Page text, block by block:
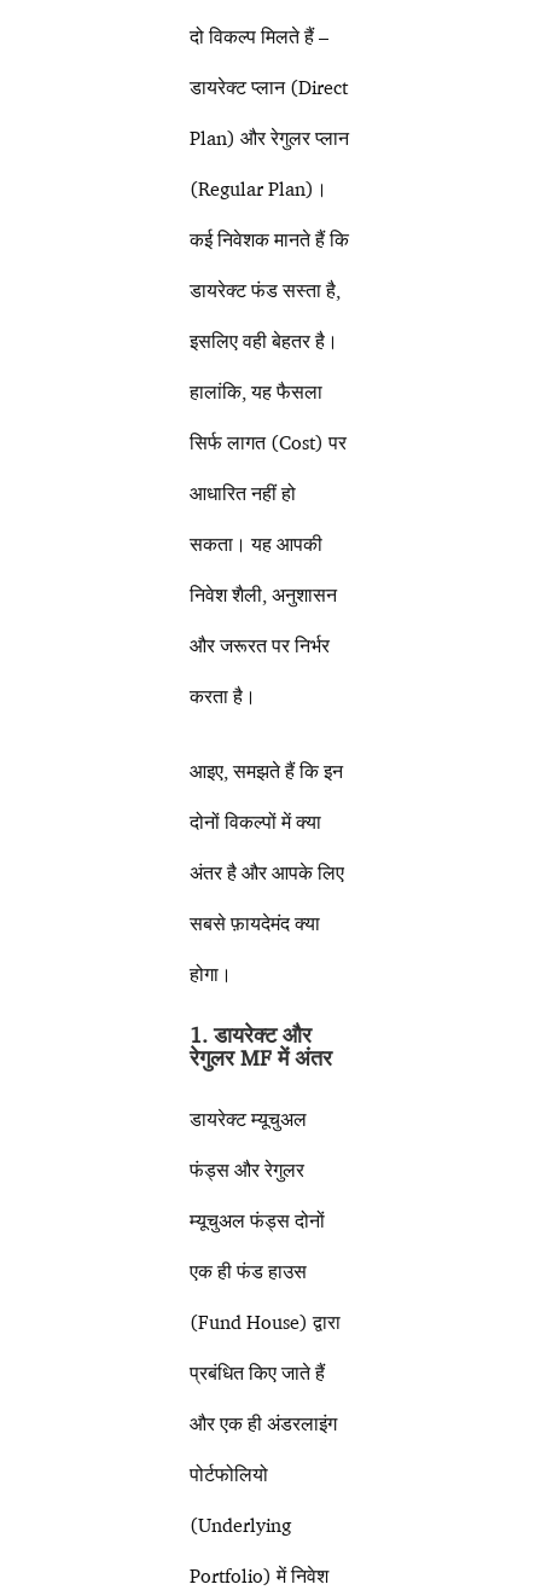
दो विकल्प मिलते हैं –
डायरेक्ट प्लान (Direct
Plan) और रेगुलर प्लान
(Regular Plan)।
कई निवेशक मानते हैं कि
डायरेक्ट फंड सस्ता है,
इसलिए वही बेहतर है।
हालांकि, यह फैसला
सिर्फ लागत (Cost) पर
आधारित नहीं हो
सकता। यह आपकी
निवेश शैली, अनुशासन
और जरूरत पर निर्भर
करता है।
आइए, समझते हैं कि इन
दोनों विकल्पों में क्या
अंतर है और आपके लिए
सबसे फ़ायदेमंद क्या
होगा।
1. डायरेक्ट और
रेगुलर MF में अंतर
डायरेक्ट म्यूचुअल
फंड्स और रेगुलर
म्यूचुअल फंड्स दोनों
एक ही फंड हाउस
(Fund House) द्वारा
प्रबंधित किए जाते हैं
और एक ही अंडरलाइंग
पोर्टफोलियो
(Underlying
Portfolio) में निवेश